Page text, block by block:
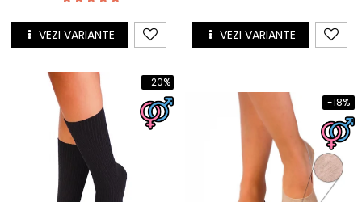
Drumetie
Sosete sport
Sosete medicinale
Sosete termice
VEZI VARIANTE VEZI VARIANTE
-20%
-18%